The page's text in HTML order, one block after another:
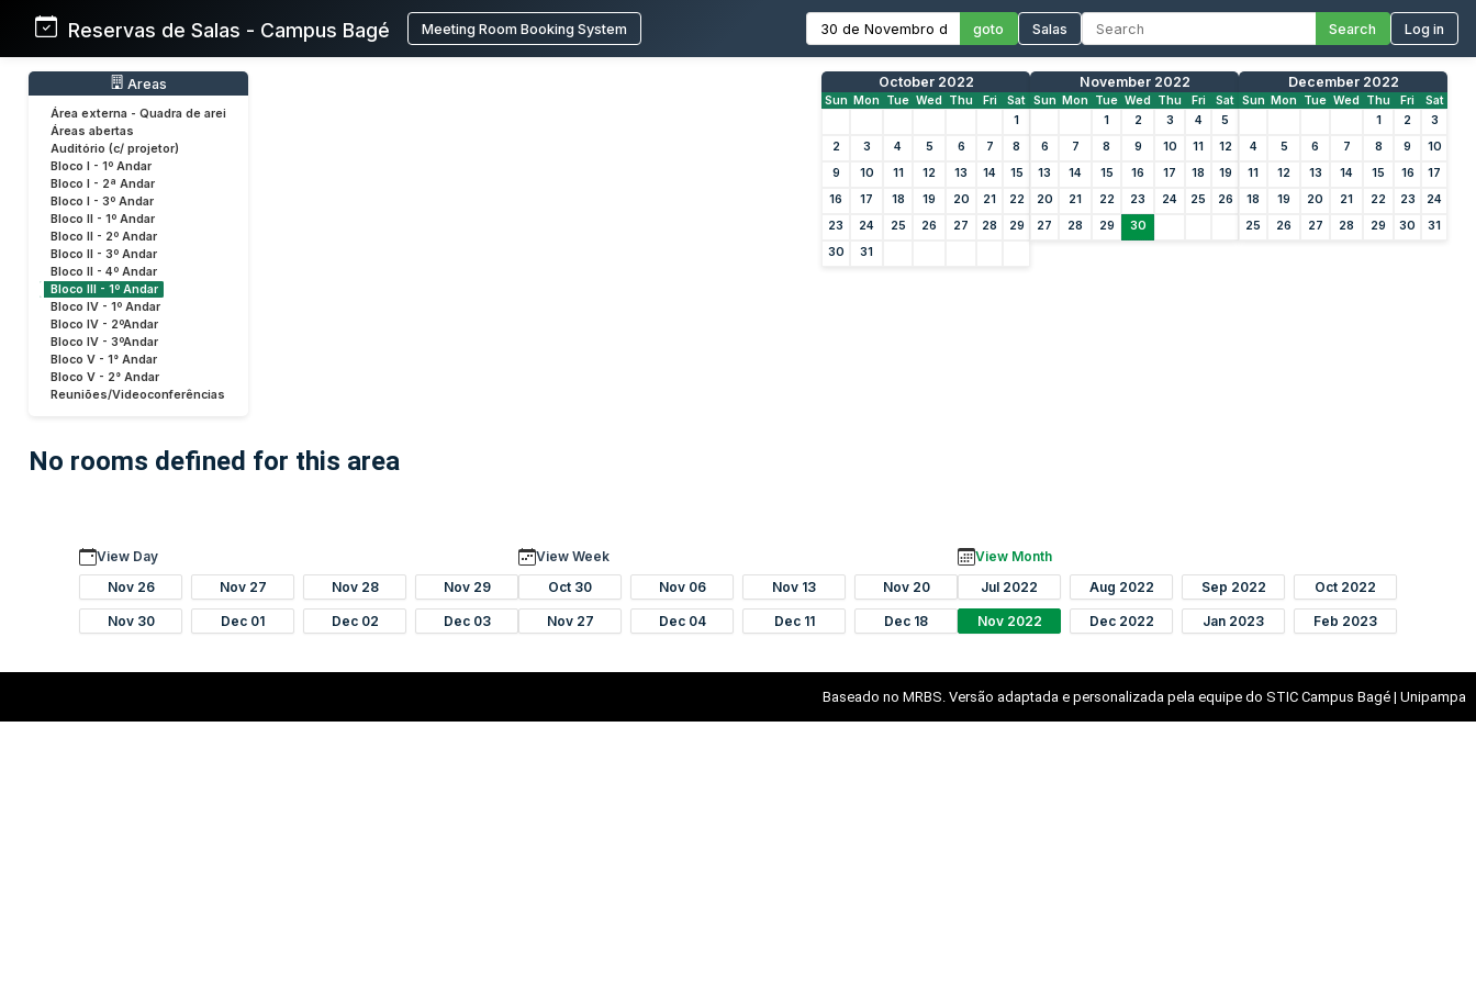
Reservas de Salas - Campus Bagé Meeting Room Booking System goto Salas Search Log in
Areas
Área externa - Quadra de arei
Áreas abertas
Auditório (c/ projetor)
Bloco I - 1º Andar
Bloco I - 2ª Andar
Bloco I - 3º Andar
Bloco II - 1º Andar
Bloco II - 2º Andar
Bloco II - 3º Andar
Bloco II - 4º Andar
Bloco III - 1º Andar
Bloco IV - 1º Andar
Bloco IV - 2ºAndar
Bloco IV - 3ºAndar
Bloco V - 1° Andar
Bloco V - 2° Andar
Reuniões/Videoconferências
October 2022
Sun Mon Tue Wed Thu Fri
Sat
1
2
3 4 5 6 7
8
9
10 11 12 13 14
15
16
17 18 19 20 21
22
23
24 25 26 27 28
29
30
31
November 2022
Sun Mon Tue Wed Thu Fri
Sat
1
2 3 4
5
6
7 8 9 10 11
12
13
14 15 16 17 18
19
20
21 22 23 24 25
26
27
28 29 30
December 2022
Sun Mon Tue Wed Thu Fri
Sat
1
2
3
4
5 6 7 8 9
10
11
12 13 14 15 16
17
18
19 20 21 22 23
24
25
26 27 28 29 30 31
No rooms defined for this area
View Day
Nov 26
Nov 27 Nov 28 Nov 29
Nov 30 Dec 01 Dec 02 Dec 03
View Week
Oct 30
Nov 06 Nov 13 Nov 20
Nov 27 Dec 04 Dec 11 Dec 18
View Month
Jul 2022
Aug 2022 Sep 2022 Oct 2022
Nov 2022 Dec 2022 Jan 2023 Feb 2023
Baseado no MRBS. Versão adaptada e personalizada pela equipe do STIC Campus Bagé | Unipampa